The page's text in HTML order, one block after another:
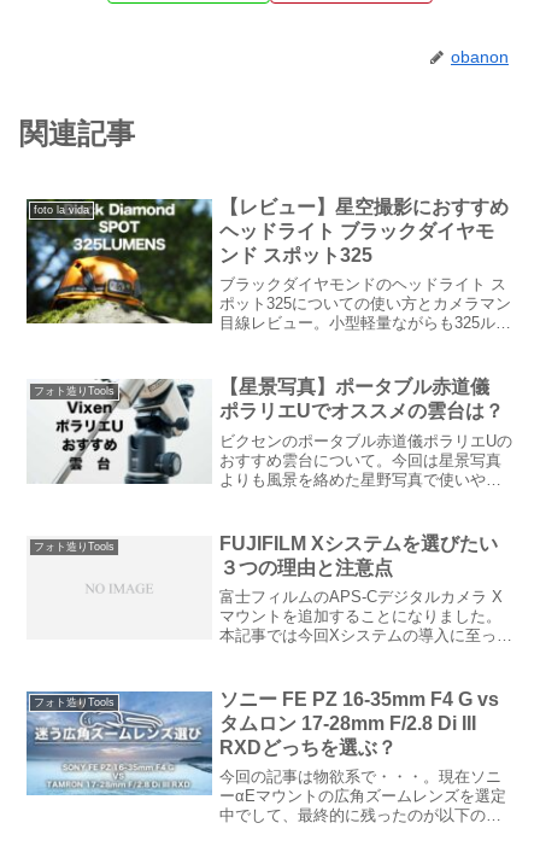
obanon
関連記事
foto la vida
【レビュー】星空撮影におすすめ
ヘッドライト ブラックダイヤモ
ンド スポット325
ブラックダイヤモンドのヘッドライト ス
ポット325についての使い方とカメラマン
目線レビュー。小型軽量ながらも325ルー
最適。更に赤色LEDも搭載されており、
ホタル・星空撮影、天体観測、キャンプ
などの夜の屋外活動におすすめのヘッド
ライトです。
フォト造りTools
【星景写真】ポータブル赤道儀
ポラリエUでオススメの雲台は？
ビクセンのポータブル赤道儀ポラリエUの
おすすめ雲台について。今回は星景写真
よりも風景を絡めた星野写真で使いやす
しながらポタ赤を使用したい方向けの記
事になっています。
フォト造りTools
FUJIFILM Xシステムを選びたい
３つの理由と注意点
富士フィルムのAPS-Cデジタルカメラ X
マウントを追加することになりました。
本記事では今回Xシステムの導入に至った
色が気になるんでしょにっこりねこその
通〜り！結論...
フォト造りTools
ソニー FE PZ 16-35mm F4 G vs
タムロン 17-28mm F/2.8 Di III
RXDどっちを選ぶ？
今回の記事は物欲系で・・・。現在ソニ
ーαEマウントの広角ズームレンズを選定
中でして、最終的に残ったのが以下の２